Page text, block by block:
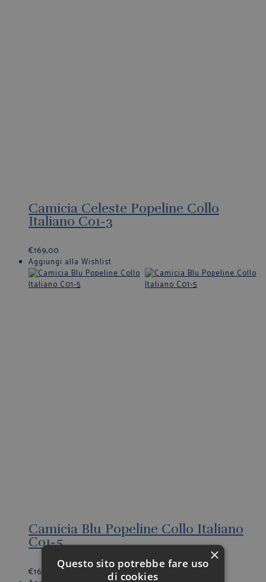
Camicia Celeste Popeline Collo
Italiano C01-3
€169,00
Aggiungi alla Wishlist
Camicia Blu Popeline Collo Italiano
C01-5
€169,00
×
Questo sito potrebbe fare uso
di cookies